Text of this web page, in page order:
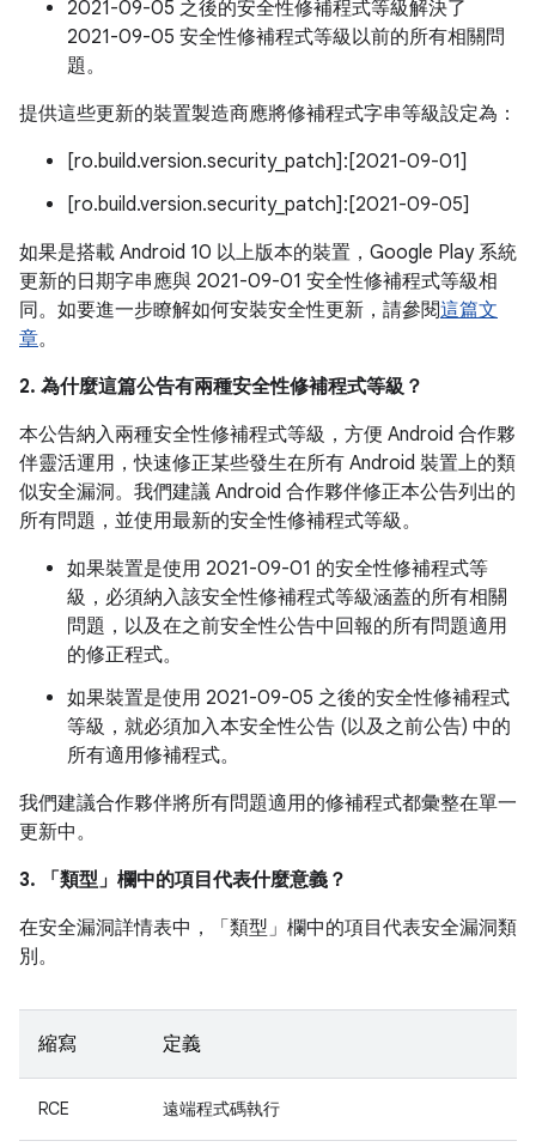
2021-09-05 之後的安全性修補程式等級解決了
2021-09-05 安全性修補程式等級以前的所有相關問
題。
提供這些更新的裝置製造商應將修補程式字串等級設定為：
[ro.build.version.security_patch]:[2021-09-01]
[ro.build.version.security_patch]:[2021-09-05]
如果是搭載 Android 10 以上版本的裝置，Google Play 系統
更新的日期字串應與 2021-09-01 安全性修補程式等級相
同。如要進一步瞭解如何安裝安全性更新，請參閱這篇文
章。
2. 為什麼這篇公告有兩種安全性修補程式等級？
本公告納入兩種安全性修補程式等級，方便 Android 合作夥
伴靈活運用，快速修正某些發生在所有 Android 裝置上的類
似安全漏洞。我們建議 Android 合作夥伴修正本公告列出的
所有問題，並使用最新的安全性修補程式等級。
如果裝置是使用 2021-09-01 的安全性修補程式等
級，必須納入該安全性修補程式等級涵蓋的所有相關
問題，以及在之前安全性公告中回報的所有問題適用
的修正程式。
如果裝置是使用 2021-09-05 之後的安全性修補程式
等級，就必須加入本安全性公告 (以及之前公告) 中的
所有適用修補程式。
我們建議合作夥伴將所有問題適用的修補程式都彙整在單一
更新中。
3. 「類型」 欄中的項目代表什麼意義？
在安全漏洞詳情表中，「類型」 欄中的項目代表安全漏洞類
別。
縮寫 定義
RCE 遠端程式碼執行